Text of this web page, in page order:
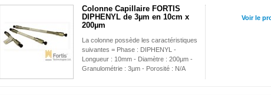
Colonne Capillaire FORTIS
DIPHENYL de 3µm en 10cm x
200µm
La colonne possède les caractéristiques
suivantes = Phase : DIPHENYL -
Longueur : 10mm - Diamètre : 200µm -
Granulométrie : 3µm - Porosité : N/A
Voir le